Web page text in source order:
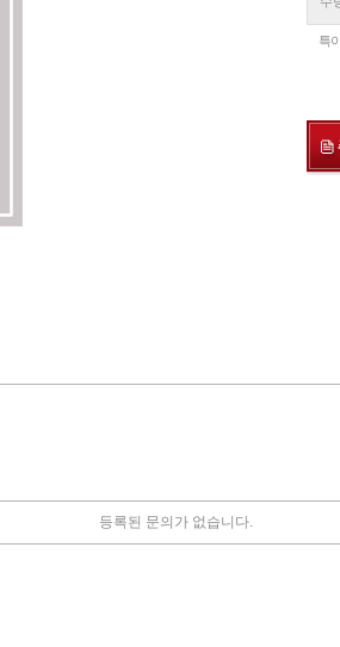
특
등록된 문의가 없습니다.